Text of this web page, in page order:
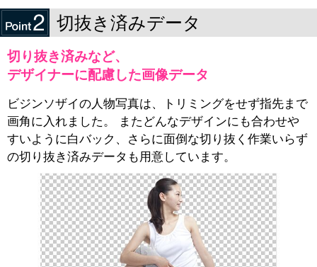
切抜き済みデータ
切り抜き済みなど、
デザイナーに配慮した画像データ
ビジンソザイの人物写真は、トリミングをせず指先まで
画角に入れました。 またどんなデザインにも合わせや
すいように白バック、さらに面倒な切り抜く作業いらず
の切り抜き済みデータも用意しています。